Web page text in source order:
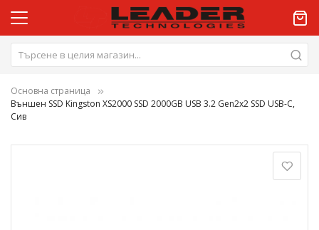
Основна страница
Външен SSD Kingston XS2000 SSD 2000GB USB 3.2 Gen2x2 SSD USB-C,
Сив